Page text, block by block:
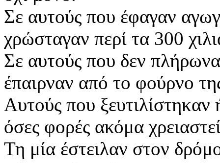
Σε αυτούς που έφαγαν
χρώσταγαν περί τα 300
Σε αυτούς που δεν
έπαιρναν από το φούρνο
Αυτούς που
όσες φορές ακόμα
Τη μία έστειλαν στον